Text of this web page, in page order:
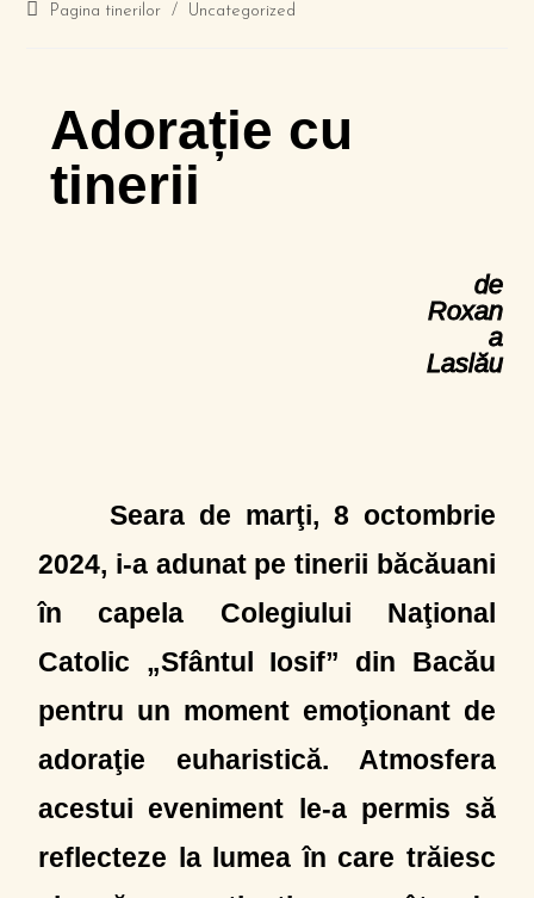
Pagina tinerilor
/ Uncategorized
Adorație cu
tinerii
de
Roxan
a
Laslău
Seara de marţi, 8 octombrie
2024, i-a adunat pe tinerii băcăuani
în capela Colegiului Naţional
Catolic „Sfântul Iosif” din Bacău
pentru un moment emoţionant de
adoraţie euharistică. Atmosfera
acestui eveniment le-a permis să
reflecteze la lumea în care trăiesc